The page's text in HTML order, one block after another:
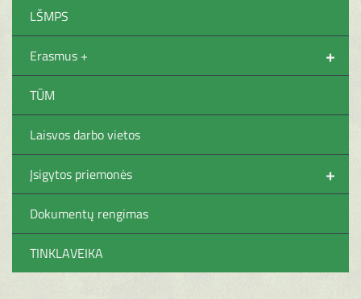
LŠMPS
+
Erasmus +
TŪM
Laisvos darbo vietos
+
Įsigytos priemonės
Dokumentų rengimas
TINKLAVEIKA